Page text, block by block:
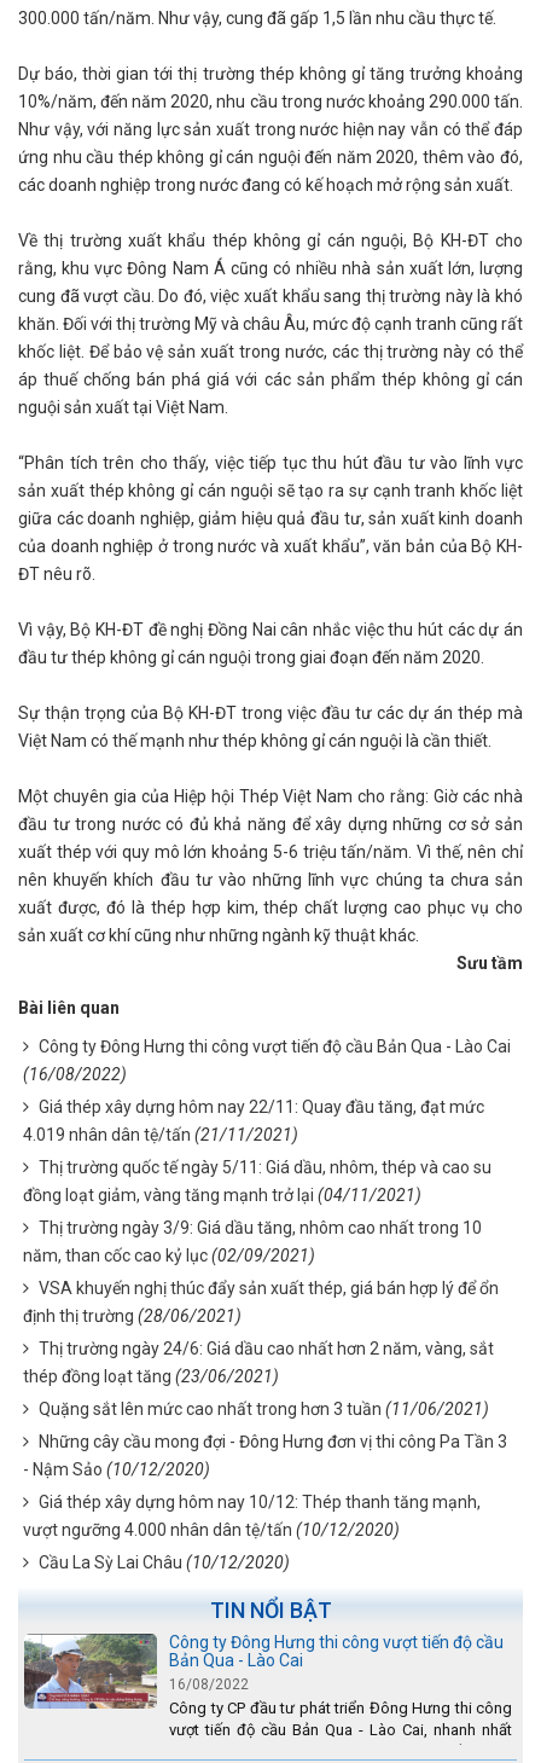
300.000 tấn/năm. Như vậy, cung đã gấp 1,5 lần nhu cầu thực tế.
Dự báo, thời gian tới thị trường thép không gỉ tăng trưởng khoảng
10%/năm, đến năm 2020, nhu cầu trong nước khoảng 290.000 tấn.
Như vậy, với năng lực sản xuất trong nước hiện nay vẫn có thể đáp
ứng nhu cầu thép không gỉ cán nguội đến năm 2020, thêm vào đó,
các doanh nghiệp trong nước đang có kế hoạch mở rộng sản xuất.
Về thị trường xuất khẩu thép không gỉ cán nguội, Bộ KH-ĐT cho
rằng, khu vực Đông Nam Á cũng có nhiều nhà sản xuất lớn, lượng
cung đã vượt cầu. Do đó, việc xuất khẩu sang thị trường này là khó
khăn. Đối với thị trường Mỹ và châu Âu, mức độ cạnh tranh cũng rất
khốc liệt. Để bảo vệ sản xuất trong nước, các thị trường này có thể
áp thuế chống bán phá giá với các sản phẩm thép không gỉ cán
nguội sản xuất tại Việt Nam.
“Phân tích trên cho thấy, việc tiếp tục thu hút đầu tư vào lĩnh vực
sản xuất thép không gỉ cán nguội sẽ tạo ra sự cạnh tranh khốc liệt
giữa các doanh nghiệp, giảm hiệu quả đầu tư, sản xuất kinh doanh
của doanh nghiệp ở trong nước và xuất khẩu”, văn bản của Bộ KH-
ĐT nêu rõ.
Vì vậy, Bộ KH-ĐT đề nghị Đồng Nai cân nhắc việc thu hút các dự án
đầu tư thép không gỉ cán nguội trong giai đoạn đến năm 2020.
Sự thận trọng của Bộ KH-ĐT trong việc đầu tư các dự án thép mà
Việt Nam có thế mạnh như thép không gỉ cán nguội là cần thiết.
Một chuyên gia của Hiệp hội Thép Việt Nam cho rằng: Giờ các nhà
đầu tư trong nước có đủ khả năng để xây dựng những cơ sở sản
xuất thép với quy mô lớn khoảng 5-6 triệu tấn/năm. Vì thế, nên chỉ
nên khuyến khích đầu tư vào những lĩnh vực chúng ta chưa sản
xuất được, đó là thép hợp kim, thép chất lượng cao phục vụ cho
sản xuất cơ khí cũng như những ngành kỹ thuật khác.
Sưu tầm
Bài liên quan
Công ty Đông Hưng thi công vượt tiến độ cầu Bản Qua - Lào Cai
(16/08/2022)
Giá thép xây dựng hôm nay 22/11: Quay đầu tăng, đạt mức
4.019 nhân dân tệ/tấn (21/11/2021)
Thị trường quốc tế ngày 5/11: Giá dầu, nhôm, thép và cao su
đồng loạt giảm, vàng tăng mạnh trở lại (04/11/2021)
Thị trường ngày 3/9: Giá dầu tăng, nhôm cao nhất trong 10
năm, than cốc cao kỷ lục(02/09/2021)
VSA khuyến nghị thúc đẩy sản xuất thép, giá bán hợp lý để ổn
định thị trường (28/06/2021)
Thị trường ngày 24/6: Giá dầu cao nhất hơn 2 năm, vàng, sắt
thép đồng loạt tăng (23/06/2021)
Quặng sắt lên mức cao nhất trong hơn 3 tuần (11/06/2021)
Những cây cầu mong đợi - Đông Hưng đơn vị thi công Pa Tần 3
- Nậm Sảo (10/12/2020)
Giá thép xây dựng hôm nay 10/12: Thép thanh tăng mạnh,
vượt ngưỡng 4.000 nhân dân tệ/tấn (10/12/2020)
Cầu La Sỳ Lai Châu (10/12/2020)
TIN NỔI BẬT
Công ty Đông Hưng thi công vượt tiến độ cầu
Bản Qua - Lào Cai
16/08/2022
Công ty CP đầu tư phát triển Đông Hưng thi công
vượt tiến độ cầu Bản Qua - Lào Cai, nhanh nhất